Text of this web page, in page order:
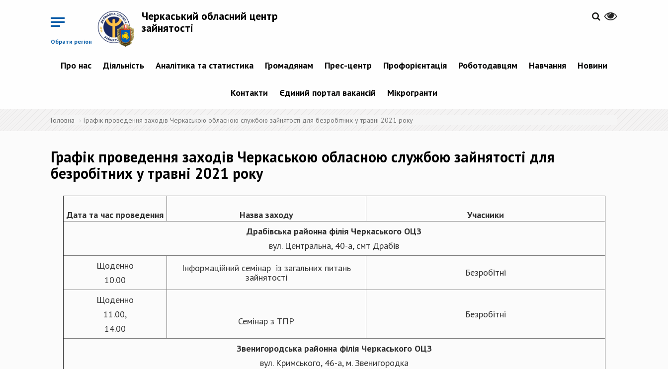
Обрати регіон
Черкаський обласний центр
зайнятості
Про нас Діяльність Аналітика та статистика Громадянам Прес-центр Профорієнтація Роботодавцям Навчання Новини
Контакти Єдиний портал вакансій Мікрогранти
Головна Графік проведення заходів Черкаською обласною службою зайнятості для безробітних у травні 2021 року
Графік проведення заходів Черкаською обласною службою зайнятості для
безробітних у травні 2021 року
Дата та час проведення Назва заходу
Учасники
Драбівська районна філія Черкаського ОЦЗ
вул. Центральна, 40-а, смт Драбів
Щоденно
10.00
Інформаційний семінар із загальних питань
зайнятості
Безробітні
Щоденно
11.00,
14.00
Семінар з ТПР
Безробітні
Звенигородська районна філія Черкаського ОЦЗ
вул. Кримського, 46-а, м. Звенигородка